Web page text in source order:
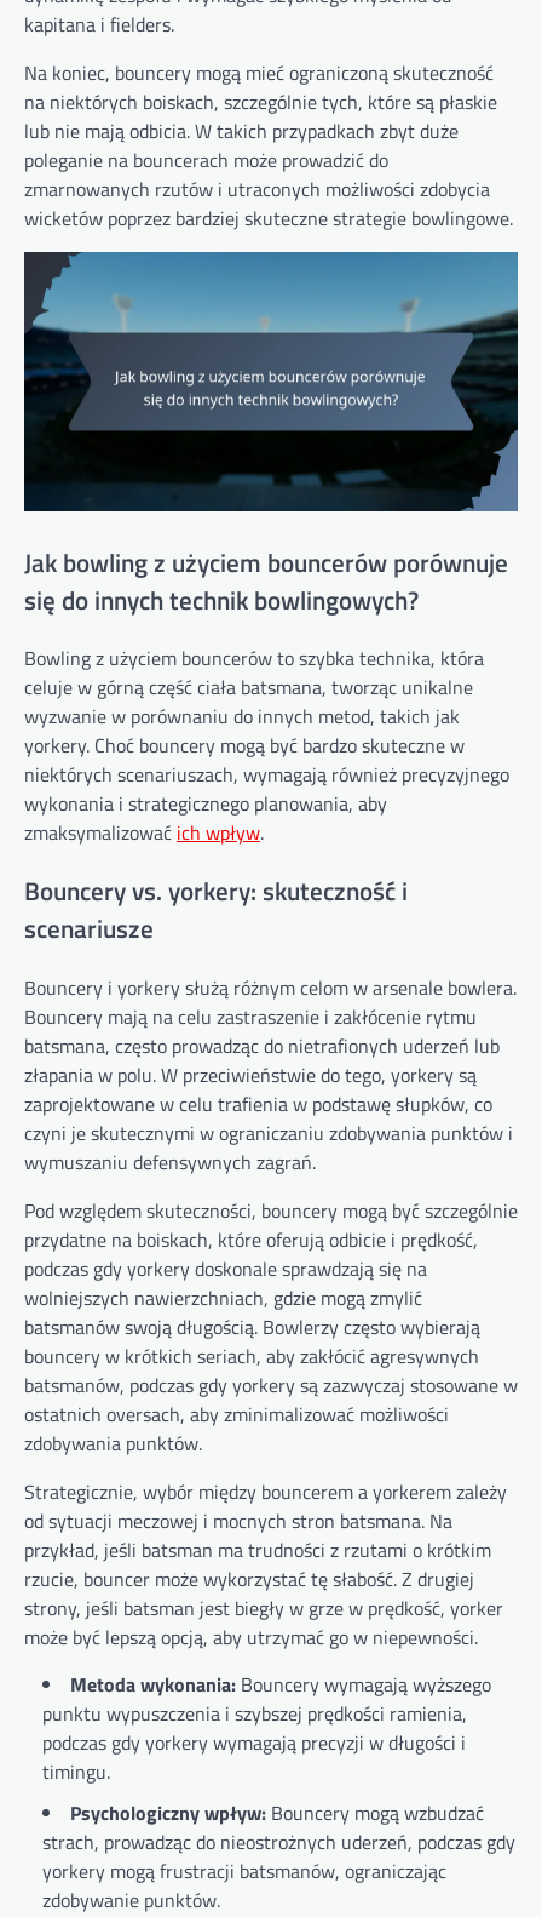
kapitana i fielders.
Na koniec, bouncery mogą mieć ograniczoną skuteczność
na niektórych boiskach, szczególnie tych, które są płaskie
lub nie mają odbicia. W takich przypadkach zbyt duże
poleganie na bouncerach może prowadzić do
zmarnowanych rzutów i utraconych możliwości zdobycia
wicketów poprzez bardziej skuteczne strategie bowlingowe.
Jak bowling z użyciem bouncerów porównuje
się do innych technik bowlingowych?
Bowling z użyciem bouncerów to szybka technika, która
celuje w górną część ciała batsmana, tworząc unikalne
wyzwanie w porównaniu do innych metod, takich jak
yorkery. Choć bouncery mogą być bardzo skuteczne w
niektórych scenariuszach, wymagają również precyzyjnego
wykonania i strategicznego planowania, aby
zmaksymalizować ich wpływ.
Bouncery vs. yorkery: skuteczność i
scenariusze
Bouncery i yorkery służą różnym celom w arsenale bowlera.
Bouncery mają na celu zastraszenie i zakłócenie rytmu
batsmana, często prowadząc do nietrafionych uderzeń lub
złapania w polu. W przeciwieństwie do tego, yorkery są
zaprojektowane w celu trafienia w podstawę słupków, co
czyni je skutecznymi w ograniczaniu zdobywania punktów i
wymuszaniu defensywnych zagrań.
Pod względem skuteczności, bouncery mogą być szczególnie
przydatne na boiskach, które oferują odbicie i prędkość,
podczas gdy yorkery doskonale sprawdzają się na
wolniejszych nawierzchniach, gdzie mogą zmylić
batsmanów swoją długością. Bowlerzy często wybierają
bouncery w krótkich seriach, aby zakłócić agresywnych
batsmanów, podczas gdy yorkery są zazwyczaj stosowane w
ostatnich oversach, aby zminimalizować możliwości
zdobywania punktów.
Strategicznie, wybór między bouncerem a yorkerem zależy
od sytuacji meczowej i mocnych stron batsmana. Na
przykład, jeśli batsman ma trudności z rzutami o krótkim
rzucie, bouncer może wykorzystać tę słabość. Z drugiej
strony, jeśli batsman jest biegły w grze w prędkość, yorker
może być lepszą opcją, aby utrzymać go w niepewności.
Metoda wykonania: Bouncery wymagają wyższego
punktu wypuszczenia i szybszej prędkości ramienia,
podczas gdy yorkery wymagają precyzji w długości i
timingu.
Psychologiczny wpływ: Bouncery mogą wzbudzać
strach, prowadząc do nieostrożnych uderzeń, podczas gdy
yorkery mogą frustracji batsmanów, ograniczając
zdobywanie punktów.